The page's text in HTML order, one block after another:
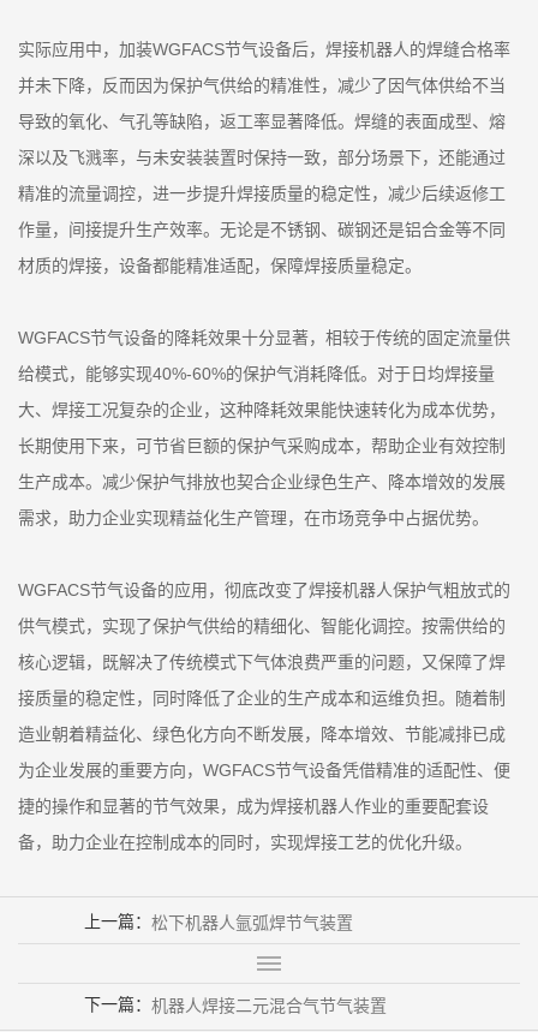
实际应用中，加装WGFACS节气设备后，焊接机器人的焊缝合格率
并未下降，反而因为保护气供给的精准性，减少了因气体供给不当
导致的氧化、气孔等缺陷，返工率显著降低。焊缝的表面成型、熔
深以及飞溅率，与未安装装置时保持一致，部分场景下，还能通过
精准的流量调控，进一步提升焊接质量的稳定性，减少后续返修工
作量，间接提升生产效率。无论是不锈钢、碳钢还是铝合金等不同
材质的焊接，设备都能精准适配，保障焊接质量稳定。
WGFACS节气设备的降耗效果十分显著，相较于传统的固定流量供
给模式，能够实现40%-60%的保护气消耗降低。对于日均焊接量
大、焊接工况复杂的企业，这种降耗效果能快速转化为成本优势，
长期使用下来，可节省巨额的保护气采购成本，帮助企业有效控制
生产成本。减少保护气排放也契合企业绿色生产、降本增效的发展
需求，助力企业实现精益化生产管理，在市场竞争中占据优势。
WGFACS节气设备的应用，彻底改变了焊接机器人保护气粗放式的
供气模式，实现了保护气供给的精细化、智能化调控。按需供给的
核心逻辑，既解决了传统模式下气体浪费严重的问题，又保障了焊
接质量的稳定性，同时降低了企业的生产成本和运维负担。随着制
造业朝着精益化、绿色化方向不断发展，降本增效、节能减排已成
为企业发展的重要方向，WGFACS节气设备凭借精准的适配性、便
捷的操作和显著的节气效果，成为焊接机器人作业的重要配套设
备，助力企业在控制成本的同时，实现焊接工艺的优化升级。
上一篇： 松下机器人氩弧焊节气装置
下一篇： 机器人焊接二元混合气节气装置